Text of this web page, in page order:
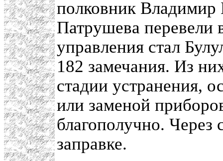
полковник Владимир
Патрушева
управления стал
182 замечания. Из
стадии устранения,
или заменой
благополучно.
заправке.